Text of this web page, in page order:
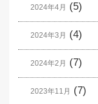
2024年4月 (5)
2024年3月 (4)
2024年2月 (7)
2023年11月 (7)